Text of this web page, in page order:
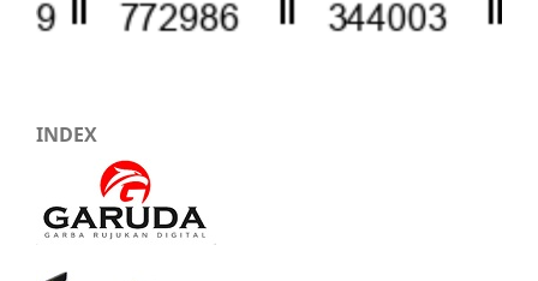
INDEX